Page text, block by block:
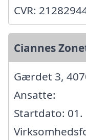
CVR:
Ciannes
Gærdet 3,
Ansatte:
Startdato: 01.